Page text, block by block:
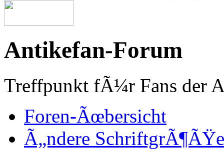
Antikefan-Forum
Treffpunkt fÃ¼r Fans der
Foren-Ãœbersicht
Ã„ndere SchriftgrÃ¶ÃŸe